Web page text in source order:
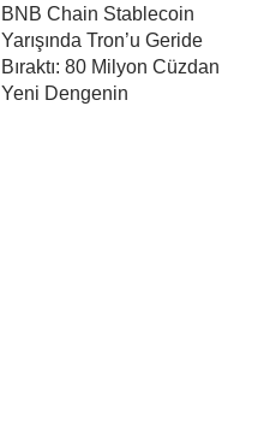
BNB Chain Stablecoin
Yarışında Tron’u Geride
Bıraktı: 80 Milyon Cüzdan
Yeni Dengenin